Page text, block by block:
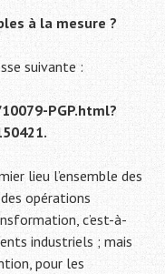
à la mesure ?
suivante :
PGP.html?
lieu l’ensemble des
opérations
c’est-à-
industriels ; mais
pour les